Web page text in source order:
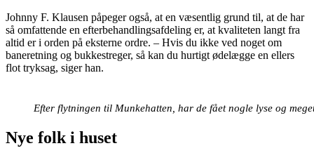
Johnny F. Klausen påpeger også, at en væsentlig grund til, at de har
så omfattende en efterbehandlingsafdeling er, at kvaliteten langt fra
altid er i orden på eksterne ordre. – Hvis du ikke ved noget om
baneretning og bukkestreger, så kan du hurtigt ødelægge en ellers
flot tryksag, siger han.
Efter flytningen til Munkehatten, har de fået nogle lyse og
Nye folk i huset